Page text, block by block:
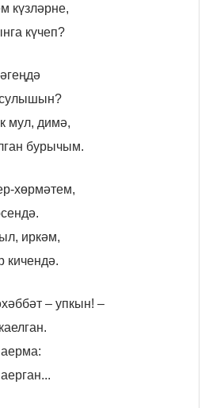
күзләрне,
күчеп?
мул, димә,
бурычым.
хөрмәтем,
иркәм,
кичендә.
– упкын! –